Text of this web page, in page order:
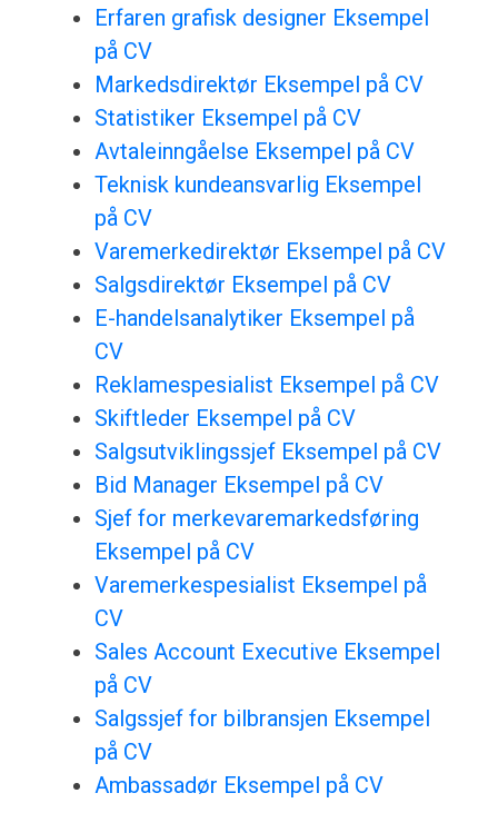
Erfaren grafisk designer Eksempel
på CV
Markedsdirektør Eksempel på CV
Statistiker Eksempel på CV
Avtaleinngåelse Eksempel på CV
Teknisk kundeansvarlig Eksempel
på CV
Varemerkedirektør Eksempel på CV
Salgsdirektør Eksempel på CV
E-handelsanalytiker Eksempel på
CV
Reklamespesialist Eksempel på CV
Skiftleder Eksempel på CV
Salgsutviklingssjef Eksempel på CV
Bid Manager Eksempel på CV
Sjef for merkevaremarkedsføring
Eksempel på CV
Varemerkespesialist Eksempel på
CV
Sales Account Executive Eksempel
på CV
Salgssjef for bilbransjen Eksempel
på CV
Ambassadør Eksempel på CV